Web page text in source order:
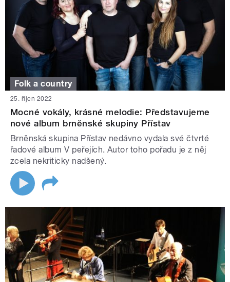
Folk a country
25. říjen 2022
Mocné vokály, krásné melodie: Představujeme
nové album brněnské skupiny Přístav
Brněnská skupina Přístav nedávno vydala své čtvrté
řadové album V peřejích. Autor toho pořadu je z něj
zcela nekriticky nadšený.